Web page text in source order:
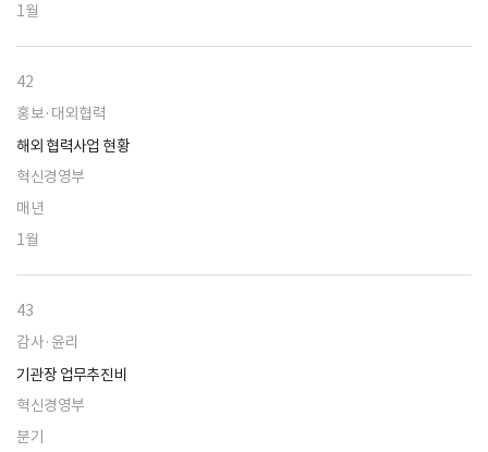
1월
42
홍보·대외협력
해외 협력사업 현황
혁신경영부
매년
1월
43
감사·윤리
기관장 업무추진비
혁신경영부
분기